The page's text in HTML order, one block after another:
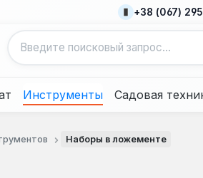
+38 (067)
Инструменты Садовая
Наборы в ложементе